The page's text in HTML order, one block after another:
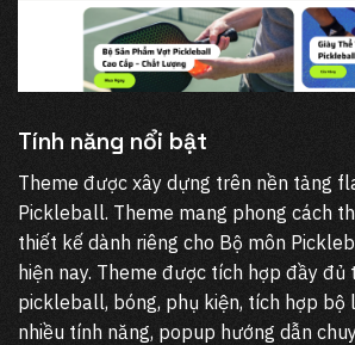
Tính năng nổi bật
Theme được xây dựng trên nền tảng
Pickleball. Theme mang phong cách
thiết kế dành riêng cho Bộ môn
hiện nay. Theme được tích hợp đầy đủ
pickleball, bóng, phụ kiện, tích hợp bộ
nhiều tính năng, popup hướng dẫn